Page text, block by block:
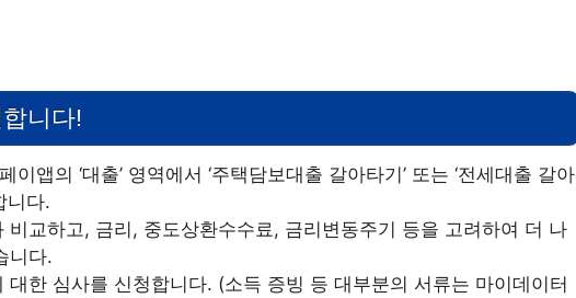
니다!
이앱의 ‘대출’ 영역에서 ‘주택담보대출 갈아타기’ 또는 ‘전세대출 갈아
니다.
비교하고, 금리, 중도상환수수료, 금리변동주기 등을 고려하여 더 나
니다.
대한 심사를 신청합니다. (소득 증빙 등 대부분의 서류는 마이데이터